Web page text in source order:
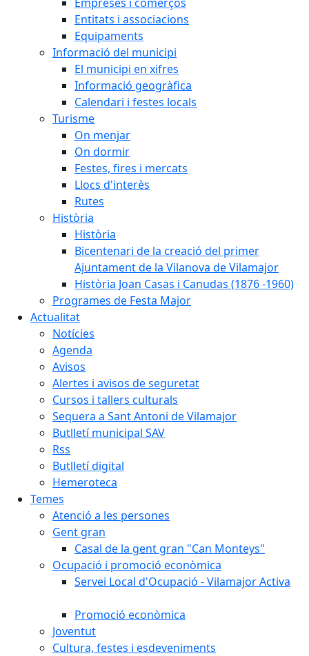
Entitats i associacions
Equipaments
Informació del municipi
El municipi en xifres
Informació geogràfica
Calendari i festes locals
Turisme
On menjar
On dormir
Festes, fires i mercats
Llocs d'interès
Rutes
Història
Història
Bicentenari de la creació del primer
Ajuntament de la Vilanova de Vilamajor
Història Joan Casas i Canudas (1876 -1960)
Programes de Festa Major
Actualitat
Notícies
Agenda
Avisos
Alertes i avisos de seguretat
Cursos i tallers culturals
Sequera a Sant Antoni de Vilamajor
Butlletí municipal SAV
Rss
Butlletí digital
Hemeroteca
Temes
Atenció a les persones
Gent gran
Casal de la gent gran "Can Monteys"
Ocupació i promoció econòmica
Servei Local d'Ocupació - Vilamajor Activa
Promoció econòmica
Joventut
Cultura, festes i esdeveniments